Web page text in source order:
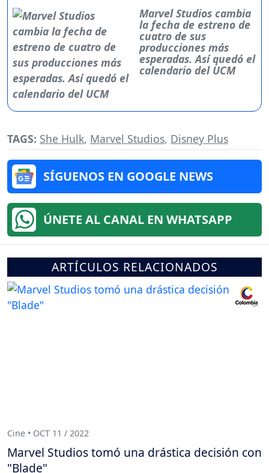
Marvel Studios cambia
la fecha de estreno de
cuatro de sus
producciones más
esperadas. Así quedó el
calendario del UCM
TAGS: She Hulk, Marvel Studios, Disney Plus
SÍGUENOS EN GOOGLE NEWS
ÚNETE AL CANAL EN WHATSAPP
ARTÍCULOS RELACIONADOS
Cine • OCT 11 / 2022
Marvel Studios tomó una drástica decisión con
"Blade"